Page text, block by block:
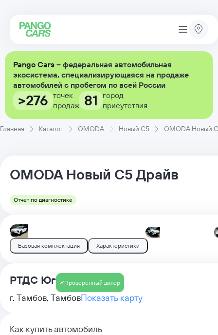
Pango Cars – федеральная автомобильная
экосистема, специализирующаяся на продаже
автомобилей с пробегом по всей России
>276 точек
продаж 81
город
присутствия
Главная Каталог OMODA Новый C5 OMODA Новый
OMODA Новый C5 Драйв
Отчет по диагностике
Базовая комплектация Характеристики
РТДС Юг Проверенный дилер
г. Тамбов, ТамбовПоказать карту
Как купить автомобиль